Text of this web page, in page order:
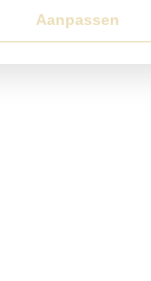
Aanpassen